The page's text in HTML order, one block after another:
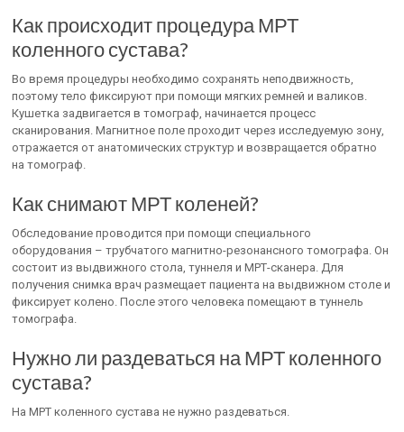
Как происходит процедура МРТ
коленного сустава?
Во время процедуры необходимо сохранять неподвижность,
поэтому тело фиксируют при помощи мягких ремней и валиков.
Кушетка задвигается в томограф, начинается процесс
сканирования. Магнитное поле проходит через исследуемую зону,
отражается от анатомических структур и возвращается обратно
на томограф.
Как снимают МРТ коленей?
Обследование проводится при помощи специального
оборудования – трубчатого магнитно-резонансного томографа. Он
состоит из выдвижного стола, туннеля и МРТ-сканера. Для
получения снимка врач размещает пациента на выдвижном столе и
фиксирует колено. После этого человека помещают в туннель
томографа.
Нужно ли раздеваться на МРТ коленного
сустава?
На МРТ коленного сустава не нужно раздеваться.